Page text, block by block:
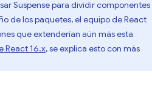
Suspense para dividir componentes
de los paquetes, el equipo de React
que extenderían aún más esta
React 16.x, se explica esto con más